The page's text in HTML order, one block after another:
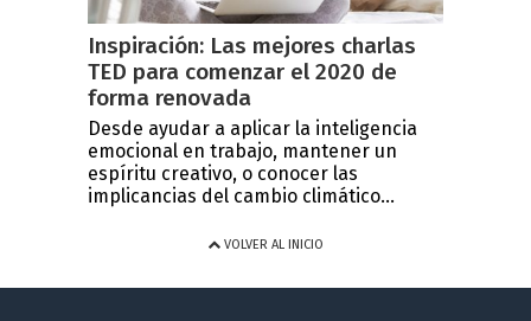
Inspiración: Las mejores charlas
TED para comenzar el 2020 de
forma renovada
Desde ayudar a aplicar la inteligencia
emocional en trabajo, mantener un
espíritu creativo, o conocer las
implicancias del cambio climático...
VOLVER AL INICIO